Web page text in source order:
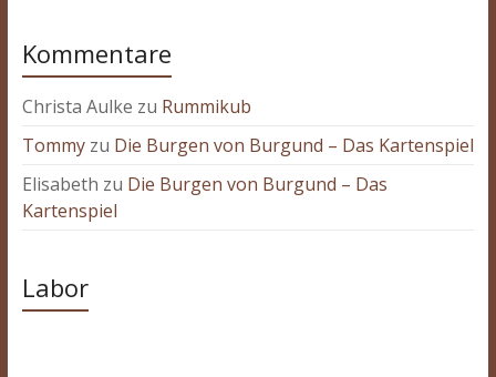
Kommentare
Christa Aulke zu Rummikub
Tommyzu Die Burgen von Burgund – Das Kartenspiel
Elisabeth zu Die Burgen von Burgund – Das
Kartenspiel
Labor